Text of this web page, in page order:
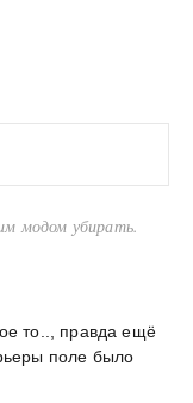
модом убирать.
то.., правда ещё
поле было